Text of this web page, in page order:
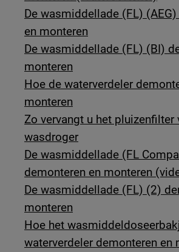
De wasmiddellade (FL)
en monteren
De wasmiddellade (FL) (BI)
monteren
Hoe de waterverdeler
monteren
Zo vervangt u het pluizenfilter
wasdroger
De wasmiddellade (FL
demonteren en monteren
De wasmiddellade (FL) (2)
monteren
Hoe het
waterverdeler demonteren en